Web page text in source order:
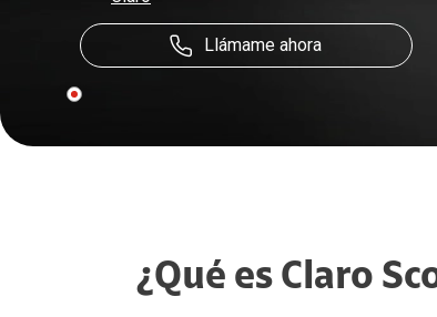
Comunicaciones Unificadas
Salas inteligentes
Productividad
Soluciones de industria
Soluciones empresariales
Claro drive Negocio
Microsoft 365
Microsoft Perpetuo
Seguridad Empresas
Seguridad Móvil Claro Lookout
Llámame ahora
¿Qué es Claro